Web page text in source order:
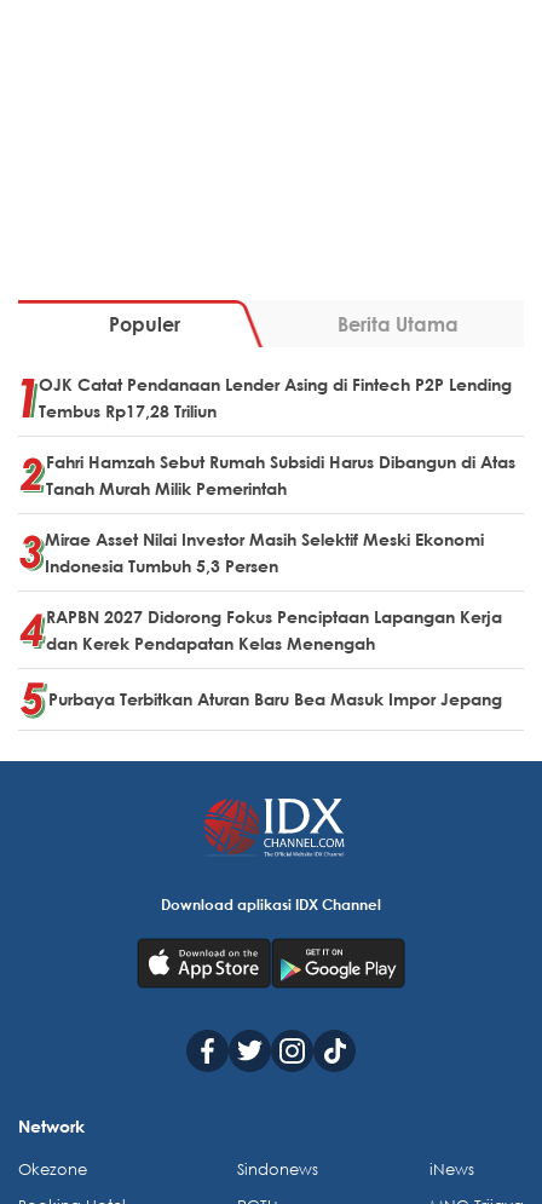
Populer Berita Utama
OJK Catat Pendanaan Lender Asing di Fintech P2P Lending
Tembus Rp17,28 Triliun
Fahri Hamzah Sebut Rumah Subsidi Harus Dibangun di Atas
Tanah Murah Milik Pemerintah
Mirae Asset Nilai Investor Masih Selektif Meski Ekonomi
Indonesia Tumbuh 5,3 Persen
RAPBN 2027 Didorong Fokus Penciptaan Lapangan Kerja
dan Kerek Pendapatan Kelas Menengah
Purbaya Terbitkan Aturan Baru Bea Masuk Impor Jepang
Download aplikasi IDX Channel
Network
Okezone
Sindonews
iNews